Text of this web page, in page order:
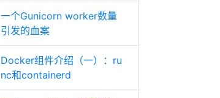
一个Gunicorn worker数量
引发的血案
Docker组件介绍（一）：ru
nc和containerd